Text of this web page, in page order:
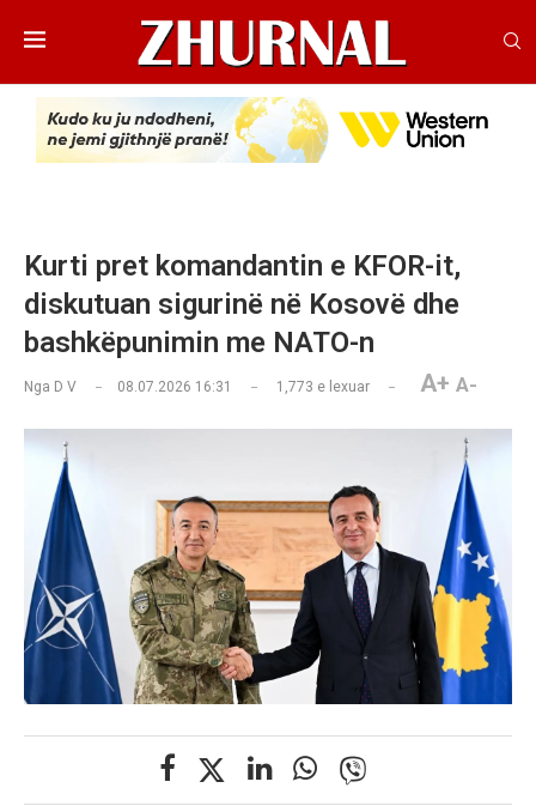
Kurti pret komandantin e KFOR-it,
diskutuan sigurinë në Kosovë dhe
bashkëpunimin me NATO-n
Nga D V 08.07.2026 16:31 1,773 e lexuar A+ A-